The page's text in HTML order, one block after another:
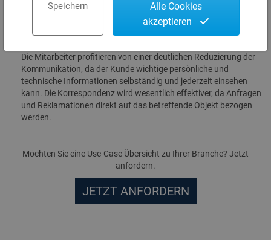
Kunde kann selbständig Informationen nachschlagen und
Die Mitarbeiter profitieren von einer deutlichen Reduzierung der
Kommunikation, da der Kunde wichtige persönliche und
technische Informationen selbständig und jederzeit einsehen
kann. Die Korrespondenz wird wesentlich effektiver, da Anfragen
und Reklamationen direkt auf das betreffende Objekt bezogen
werden.
Möchten Sie eine Use-Case Übersicht zu Ihrer Branche? Jetzt
anfordern.
JETZT ANFORDERN
Speichern
Alle Cookies
akzeptieren